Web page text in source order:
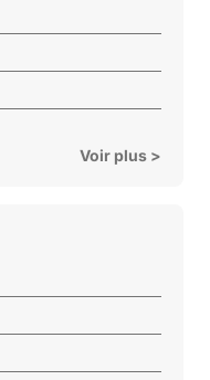
Voir plus >